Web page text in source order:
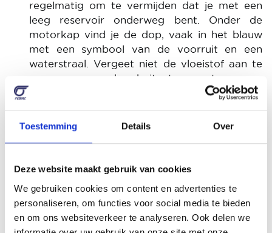
Toestemming Details Over
Deze website maakt gebruik van cookies
We gebruiken cookies om content en advertenties te
personaliseren, om functies voor social media te bieden
en om ons websiteverkeer te analyseren. Ook delen we
regelmatig om te vermijden dat je met een
leeg reservoir onderweg bent. Onder de
motorkap vind je de dop, vaak in het blauw
met een symbool van de voorruit en een
waterstraal. Vergeet niet de vloeistof aan te
passen aan de buitentemperatuur om
Smering: als je auto geen elektronische
oliepeilstok heeft, controleer het oliepeil dan
controleer het peil. Als je vaststelt dat het peil
iets te laag is, vul dan bij met de olie
aanbevolen door de fabrikant. Opgelet,
gebruik niet zomaar om het even welke olie!